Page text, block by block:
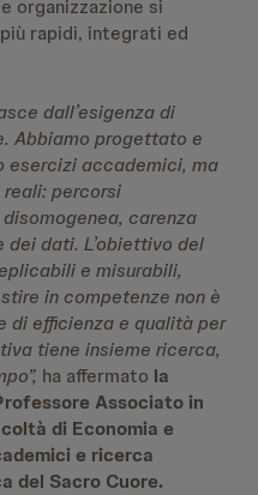
organizzazione si
rapidi, integrati ed
dall’esigenza di
Abbiamo progettato e
esercizi accademici, ma
percorsi
carenza
dei dati. L’obiettivo del
e misurabili,
in competenze non è
di efficienza e qualità per
tiene insieme ricerca,
ha affermato la
Associato in
di Economia e
e ricerca
del Sacro Cuore.